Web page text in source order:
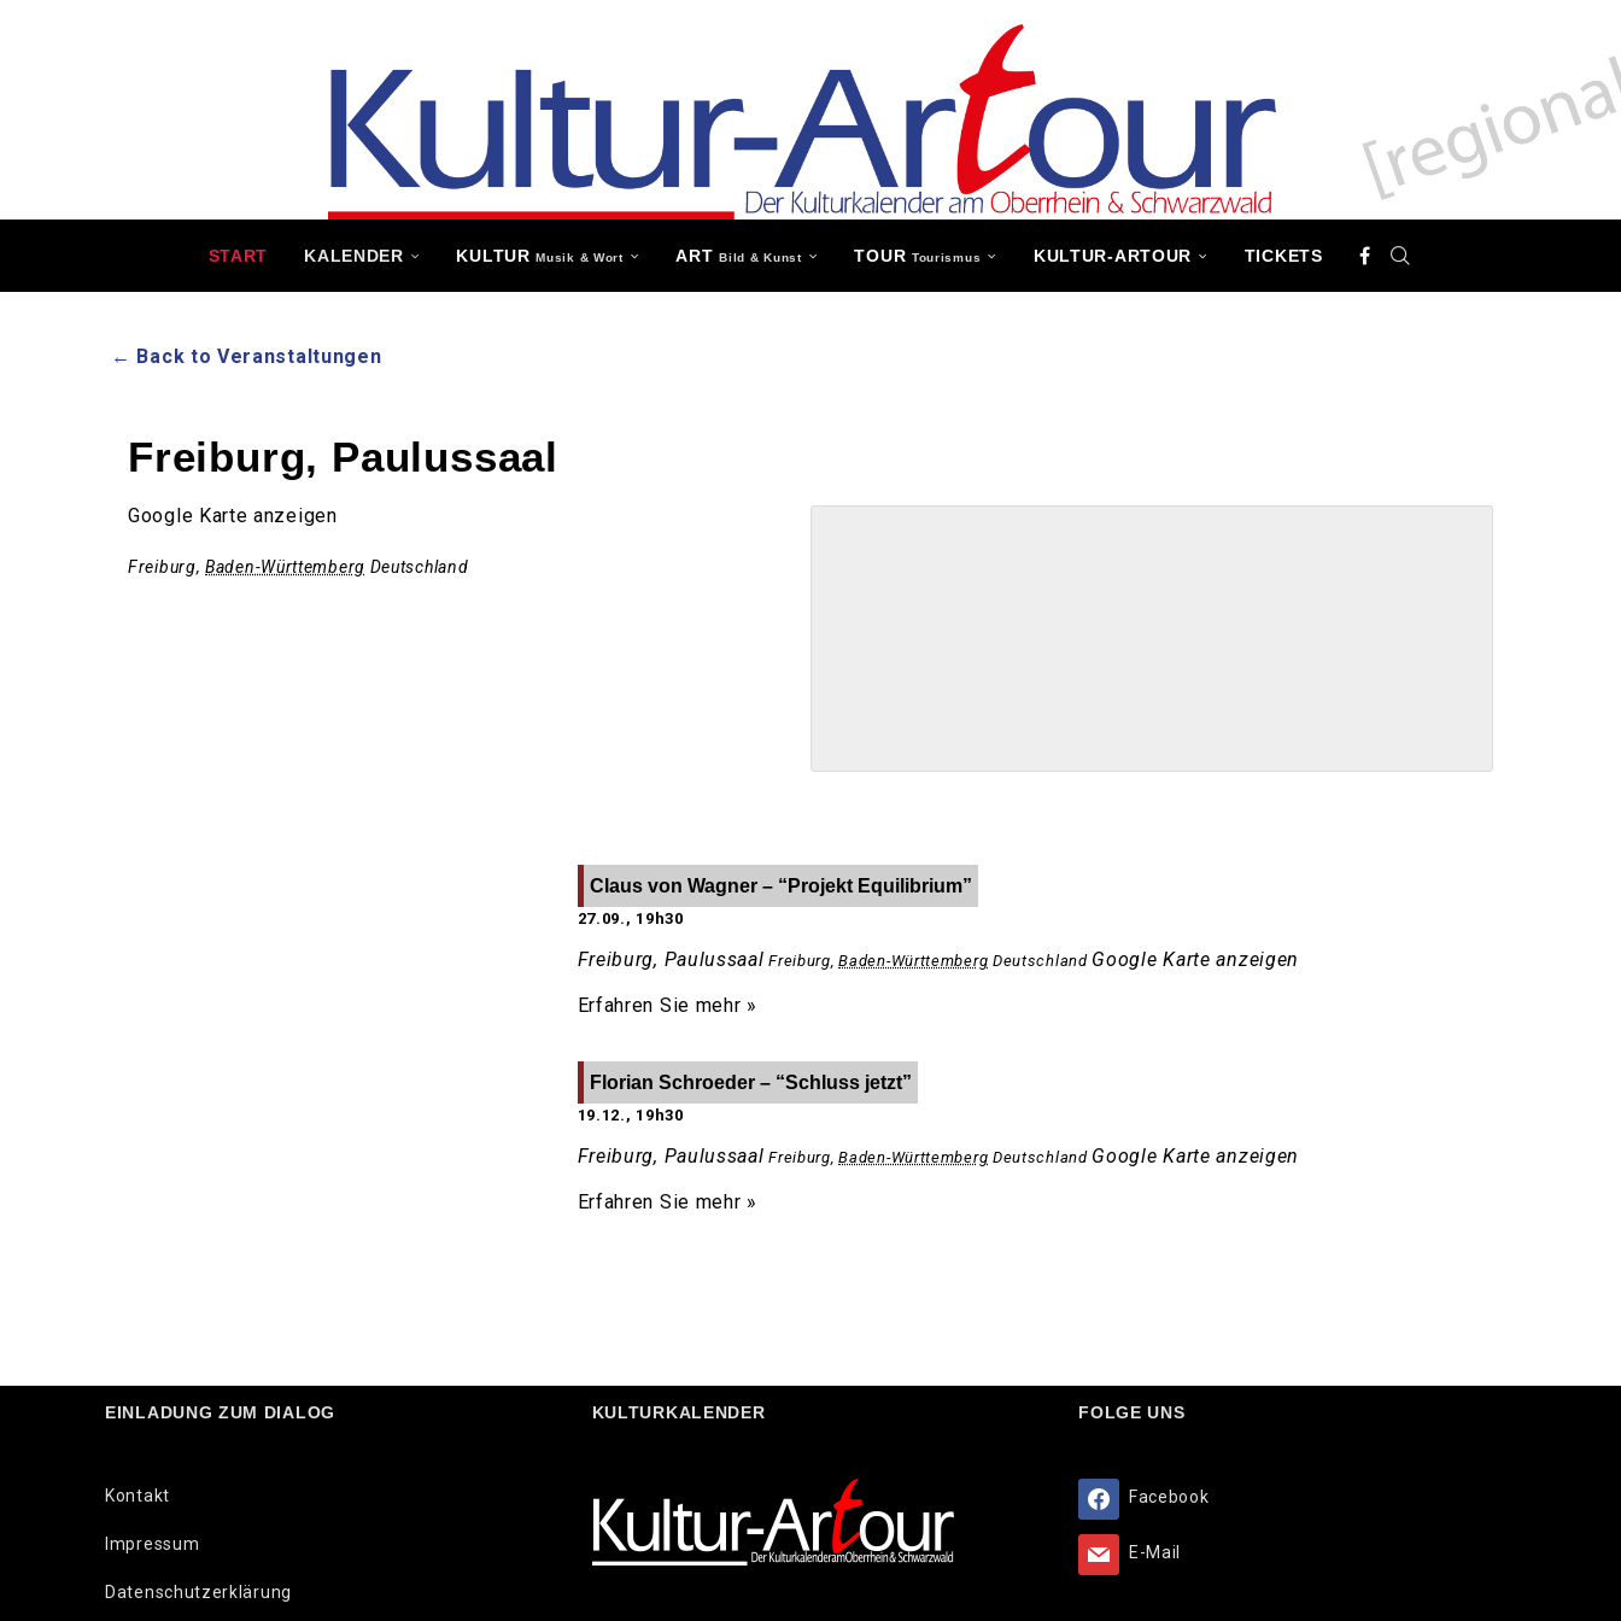
START KALENDER KULTURMusik & Wort ARTBild & Kunst TOUR Tourismus KULTUR-ARTOUR TICKETS
← Back to Veranstaltungen
Freiburg, Paulussaal
Google Karte anzeigen
Freiburg, Baden-Württemberg Deutschland
Claus von Wagner – “Projekt Equilibrium”
27.09., 19h30
Freiburg, Paulussaal Freiburg Baden-Württemberg Deutschland Google Karte anzeigen
Erfahren Sie mehr »
Florian Schroeder – “Schluss jetzt”
19.12., 19h30
Freiburg, Paulussaal Freiburg Baden-Württemberg Deutschland Google Karte anzeigen
Erfahren Sie mehr »
EINLADUNG ZUM DIALOG
Kontakt
Impressum
Datenschutzerklärung
KULTURKALENDER FOLGE UNS
Facebook
E-Mail